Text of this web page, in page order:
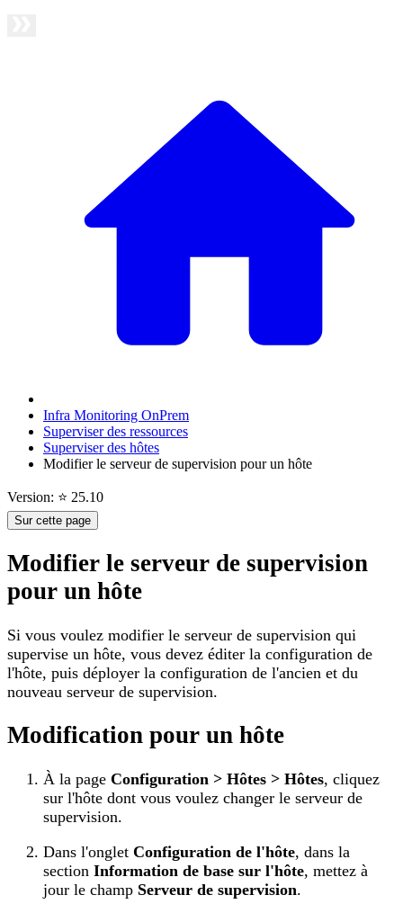
Infra Monitoring OnPrem
Superviser des ressources
Superviser des hôtes
Modifier le serveur de supervision pour un hôte
Version: ⭐ 25.10
Sur cette page
Modifier le serveur de supervision
pour un hôte
Si vous voulez modifier le serveur de supervision qui
supervise un hôte, vous devez éditer la configuration de
l'hôte, puis déployer la configuration de l'ancien et du
nouveau serveur de supervision.
Modification pour un hôte
À la page Configuration > Hôtes > Hôtes, cliquez
sur l'hôte dont vous voulez changer le serveur de
supervision.
Dans l'onglet Configuration de l'hôte, dans la
section Information de base sur l'hôte, mettez à
jour le champ Serveur de supervision.